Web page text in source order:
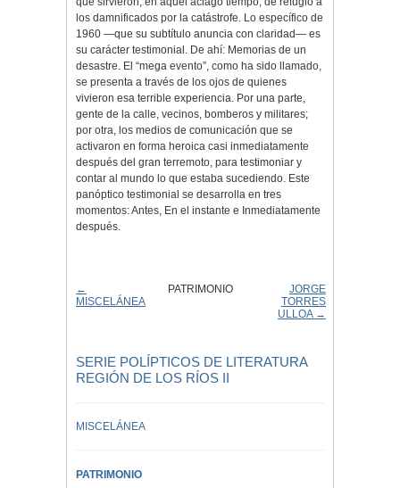
los damnificados por la catástrofe. Lo específico de
1960 —que su subtítulo anuncia con claridad— es
su carácter testimonial. De ahí: Memorias de un
desastre. El “mega evento”, como ha sido llamado,
se presenta a través de los ojos de quienes
vivieron esa terrible experiencia. Por una parte,
gente de la calle, vecinos, bomberos y militares;
por otra, los medios de comunicación que se
activaron en forma heroica casi inmediatamente
después del gran terremoto, para testimoniar y
contar al mundo lo que estaba sucediendo. Este
panóptico testimonial se desarrolla en tres
momentos: Antes, En el instante e Inmediatamente
después.
←
MISCELÁNEA
JORGE
TORRES
ULLOA →
PATRIMONIO
SERIE POLÍPTICOS DE LITERATURA
REGIÓN DE LOS RÍOS II
MISCELÁNEA
PATRIMONIO